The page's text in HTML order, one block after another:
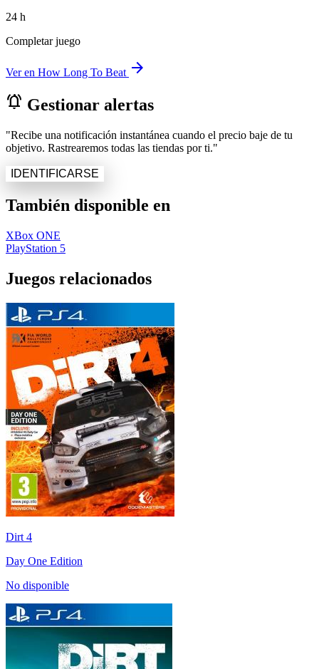
24 h
Completar juego
Ver en How Long To Beat arrow_forward
notifications_active Gestionar alertas
"Recibe una notificación instantánea cuando el precio baje de tu
objetivo. Rastrearemos todas las tiendas por ti."
IDENTIFICARSE
También disponible en
XBox ONE
PlayStation 5
Juegos relacionados
Dirt 4
Day One Edition
No disponible